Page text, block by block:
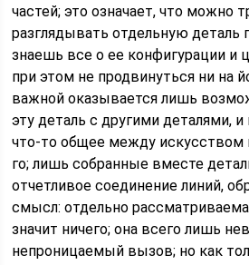
частей; это означает, что можно
разглядывать отдельную деталь
знаешь все о ее конфигурации и
при этом не продвинуться ни на
важной оказывается лишь
эту деталь с другими деталями,
что-то общее между искусством
го; лишь собранные вместе
отчетливое соединение линий,
смысл: отдельно
значит ничего; она всего лишь
непроницаемый вызов; но как